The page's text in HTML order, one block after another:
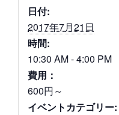
日付:
2017年7月21日
時間:
10:30 AM - 4:00 PM
費用：
600円～
イベントカテゴリー: